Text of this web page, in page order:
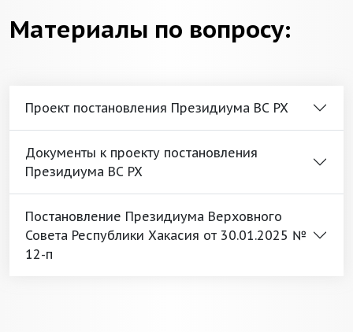
Материалы по вопросу:
Проект постановления Президиума ВС РХ
Документы к проекту постановления
Президиума ВС РХ
Постановление Президиума Верховного
Совета Республики Хакасия от 30.01.2025 №
12-п